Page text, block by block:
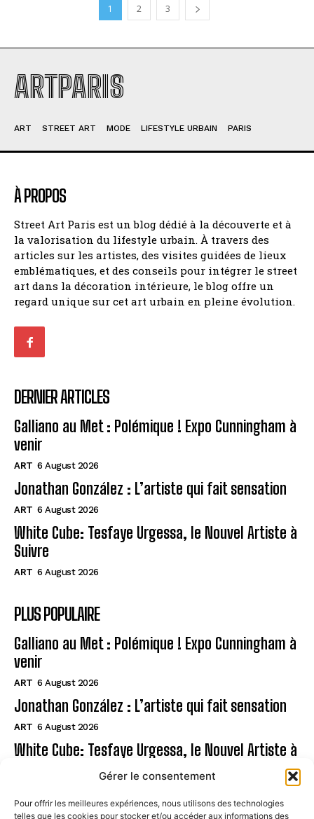
Gérer le consentement
Pour offrir les meilleures expériences, nous utilisons des technologies
telles que les cookies pour stocker et/ou accéder aux informations des
1 2 3
ARTPARIS
ART STREET ART MODE LIFESTYLE URBAIN PARIS
À PROPOS
Street Art Paris est un blog dédié à la découverte et à
la valorisation du lifestyle urbain. À travers des
articles sur les artistes, des visites guidées de lieux
emblématiques, et des conseils pour intégrer le street
art dans la décoration intérieure, le blog offre un
regard unique sur cet art urbain en pleine évolution.
DERNIER ARTICLES
Galliano au Met : Polémique ! Expo Cunningham à
venir
ART 6 August 2026
Jonathan González : L’artiste qui fait sensation
ART 6 August 2026
White Cube: Tesfaye Urgessa, le Nouvel Artiste à
Suivre
ART 6 August 2026
PLUS POPULAIRE
Galliano au Met : Polémique ! Expo Cunningham à
venir
ART 6 August 2026
Jonathan González : L’artiste qui fait sensation
ART 6 August 2026
White Cube: Tesfaye Urgessa, le Nouvel Artiste à